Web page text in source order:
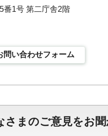
番1号 第二庁舎2階
問い合わせフォーム
まのご意見をお